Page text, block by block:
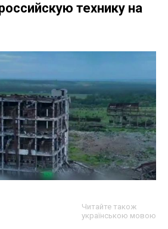
технику на
Читайте також
українською мовою